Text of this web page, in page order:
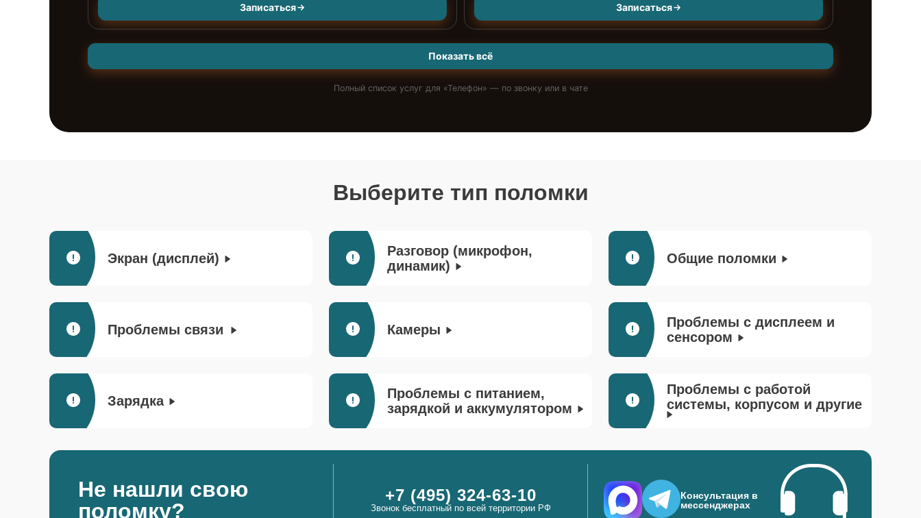
Записаться Записаться
Показать всё
Полный список услуг для «Телефон» — по звонку или в чате
Выберите тип поломки
Экран (дисплей)
Разговор (микрофон,
динамик)
Общие поломки
Проблемы связи Камеры
Проблемы с дисплеем и
сенсором
Зарядка
Проблемы с питанием,
зарядкой и аккумулятором
Проблемы с работой
системы, корпусом и другие
Не нашли свою
поломку?
+7 (495) 324-63-10
Звонок бесплатный по всей территории РФ
Консультация в
мессенджерах